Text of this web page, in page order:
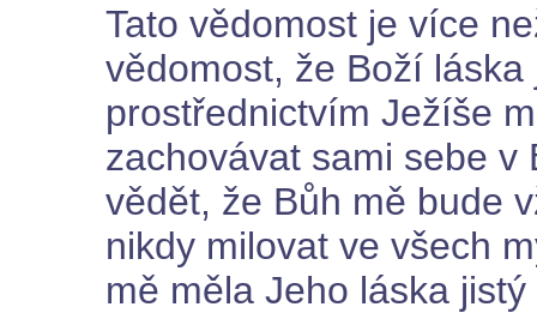
Tato vědomost je více
vědomost, že Boží
prostřednictvím Ježíše
zachovávat sami sebe
vědět, že Bůh mě bude
nikdy milovat ve všech
mě měla Jeho láska jistý